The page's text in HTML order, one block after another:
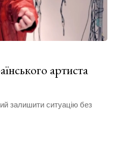
артиста
залишити ситуацію без